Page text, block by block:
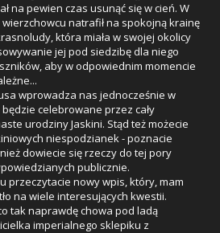
na pewien czas usunąć się w cień. W
natrafił na spokojną krainę
która miała w swojej okolicy
jej pod siedzibę dla niego
aby w odpowiednim momencie
wprowadza nas jednocześnie w
celebrowane przez cały
urodziny Jaskini. Stąd też możecie
niespodzianek - poznacie
dowiecie się rzeczy do tej pory
publicznie.
przeczytacie nowy wpis, który, mam
na wiele interesujących kwestii.
tak naprawdę chowa pod ladą
imperialnego sklepiku z